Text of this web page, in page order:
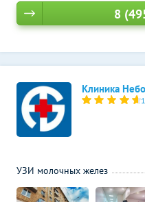
8
Клиника
УЗИ молочных желез